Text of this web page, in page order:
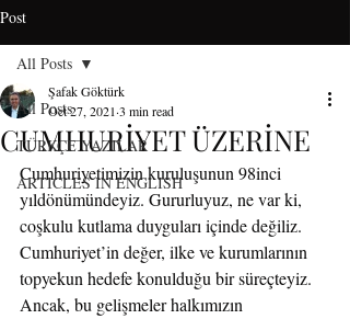
Post
All Posts
TÜRKÇE YAZILAR
ARTICLES IN ENGLISH
All Posts
CUMHURİYET ÜZERİNE
Şafak Göktürk
Oct 27, 2021 3 min read
Cumhuriyetimizin kuruluşunun 98inci
yıldönümündeyiz. Gururluyuz, ne var ki,
coşkulu kutlama duyguları içinde değiliz.
Cumhuriyet’in değer, ilke ve kurumlarının
topyekun hedefe konulduğu bir süreçteyiz.
Ancak, bu gelişmeler halkımızın